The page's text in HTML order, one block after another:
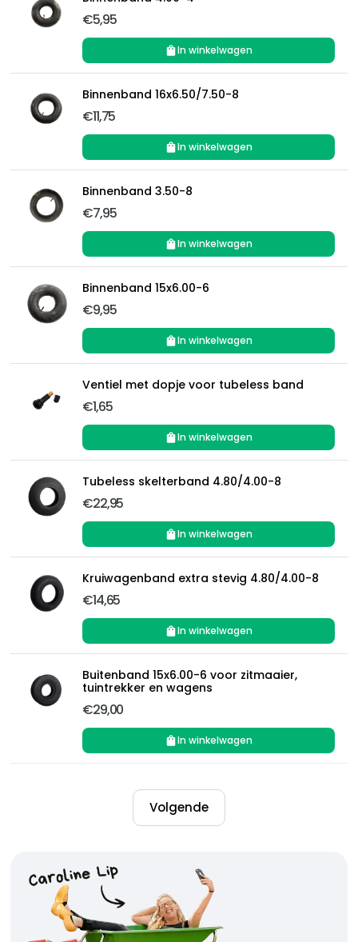
€5,95
In winkelwagen
Binnenband 16x6.50/7.50-8
€11,75
In winkelwagen
Binnenband 3.50-8
€7,95
In winkelwagen
Binnenband 15x6.00-6
€9,95
In winkelwagen
Ventiel met dopje voor tubeless band
€1,65
In winkelwagen
Tubeless skelterband 4.80/4.00-8
€22,95
In winkelwagen
Kruiwagenband extra stevig 4.80/4.00-8
€14,65
In winkelwagen
Buitenband 15x6.00-6 voor zitmaaier,
tuintrekker en wagens
€29,00
In winkelwagen
Volgende